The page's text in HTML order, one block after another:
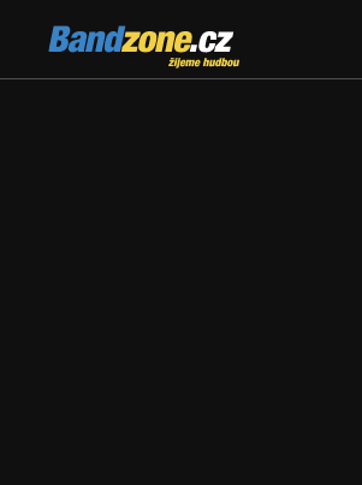
Bandzone.cz
žijeme hudbou